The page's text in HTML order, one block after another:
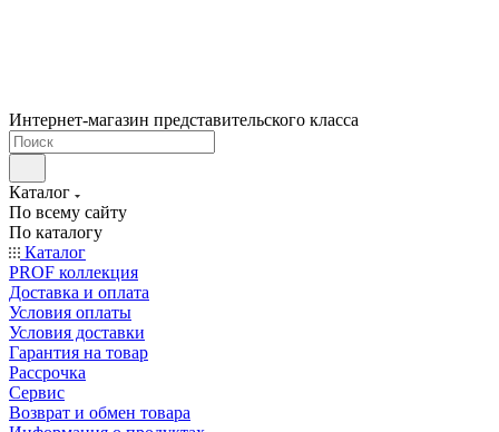
Интернет-магазин представительского класса
Каталог
По всему сайту
По каталогу
Каталог
PROF коллекция
Доставка и оплата
Условия оплаты
Условия доставки
Гарантия на товар
Рассрочка
Сервис
Возврат и обмен товара